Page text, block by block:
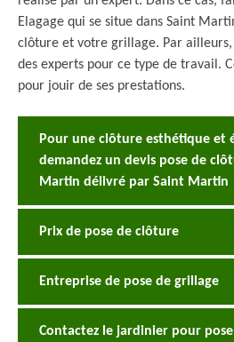
Elagage qui se situe dans Saint
clôture et votre grillage. Par ailleurs,
des experts pour ce type de travail.
pour jouir de ses prestations.
Pour une clôture esthétique et
demandez un devis pose de
Martin délivré par Saint Martin
Prix de pose de clôture
Entreprise de pose de grillage
Contactez le jardinier pour